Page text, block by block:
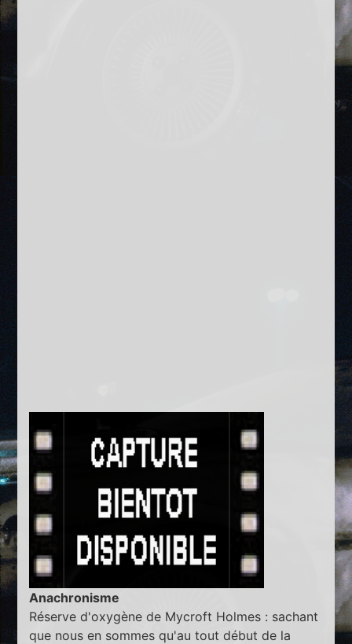
Anachronisme
Réserve d'oxygène de Mycroft Holmes : sachant
que nous en sommes qu'au tout début de la